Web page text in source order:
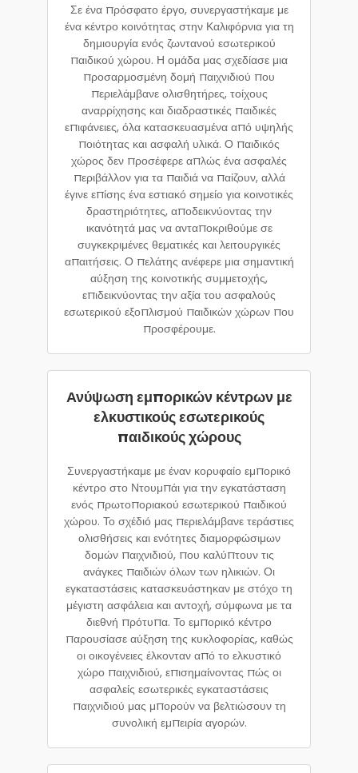
Σε ένα πρόσφατο έργο, συνεργαστήκαμε με
ένα κέντρο κοινότητας στην Καλιφόρνια για τη
δημιουργία ενός ζωντανού εσωτερικού
παιδικού χώρου. Η ομάδα μας σχεδίασε μια
προσαρμοσμένη δομή παιχνιδιού που
περιελάμβανε ολισθητήρες, τοίχους
αναρρίχησης και διαδραστικές παιδικές
επιφάνειες, όλα κατασκευασμένα από υψηλής
ποιότητας και ασφαλή υλικά. Ο παιδικός
χώρος δεν προσέφερε απλώς ένα ασφαλές
περιβάλλον για τα παιδιά να παίζουν, αλλά
έγινε επίσης ένα εστιακό σημείο για κοινοτικές
δραστηριότητες, αποδεικνύοντας την
ικανότητά μας να ανταποκριθούμε σε
συγκεκριμένες θεματικές και λειτουργικές
απαιτήσεις. Ο πελάτης ανέφερε μια σημαντική
αύξηση της κοινοτικής συμμετοχής,
επιδεικνύοντας την αξία του ασφαλούς
εσωτερικού εξοπλισμού παιδικών χώρων που
προσφέρουμε.
Ανύψωση εμπορικών κέντρων με
ελκυστικούς εσωτερικούς
παιδικούς χώρους
Συνεργαστήκαμε με έναν κορυφαίο εμπορικό
κέντρο στο Ντουμπάι για την εγκατάσταση
ενός πρωτοποριακού εσωτερικού παιδικού
χώρου. Το σχέδιό μας περιελάμβανε τεράστιες
ολισθήσεις και ενότητες διαμορφώσιμων
δομών παιχνιδιού, που καλύπτουν τις
ανάγκες παιδιών όλων των ηλικιών. Οι
εγκαταστάσεις κατασκευάστηκαν με στόχο τη
μέγιστη ασφάλεια και αντοχή, σύμφωνα με τα
διεθνή πρότυπα. Το εμπορικό κέντρο
παρουσίασε αύξηση της κυκλοφορίας, καθώς
οι οικογένειες έλκονταν από το ελκυστικό
χώρο παιχνιδιού, επισημαίνοντας πώς οι
ασφαλείς εσωτερικές εγκαταστάσεις
παιχνιδιού μας μπορούν να βελτιώσουν τη
συνολική εμπειρία αγορών.